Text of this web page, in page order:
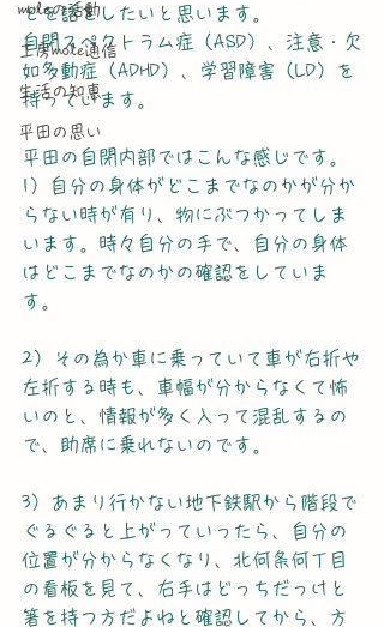
moleの活動
工房mole通信
生活の知恵
平田の思い
どを話をしたいと思います。
自閉スペクトラム症（ASD）、注意・欠
如多動症（ADHD）、学習障害（LD）を
持っています。
平田の自閉内部ではこんな感じです。
1）自分の身体がどこまでなのかが分か
らない時が有り、物にぶつかってしま
います。時々自分の手で、自分の身体
はどこまでなのかの確認をしていま
す。
2）その為か車に乗っていて車が右折や
左折する時も、車幅が分からなくて怖
いのと、情報が多く入って混乱するの
で、助席に乗れないのです。
3）あまり行かない地下鉄駅から階段で
ぐるぐると上がっていったら、自分の
位置が分からなくなり、北何条何丁目
の看板を見て、右手はどっちだっけと
箸を持つ方だよねと確認してから、方